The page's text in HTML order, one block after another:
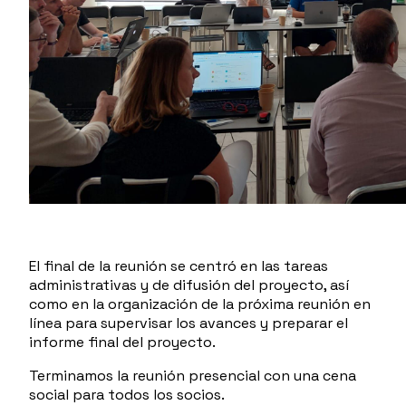
El final de la reunión se centró en las tareas
administrativas y de difusión del proyecto, así
como en la organización de la próxima reunión en
línea para supervisar los avances y preparar el
informe final del proyecto.
Terminamos la reunión presencial con una cena
social para todos los socios.